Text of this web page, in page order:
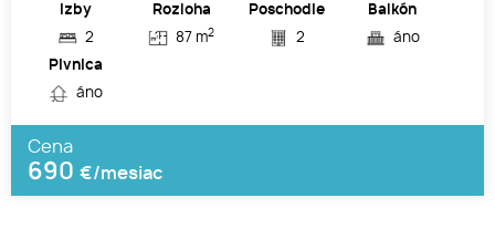
Izby
2
Rozloha
87 m2
Poschodie
2
Balkón
áno
Pivnica
áno
Cena
690 €/mesiac